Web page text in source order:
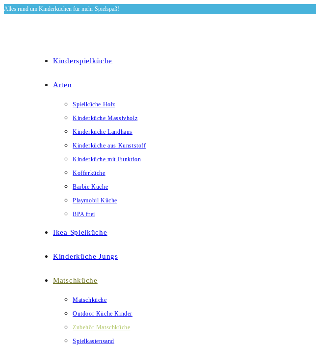
Zum
Alles rund um Kinderküchen für mehr Spielspaß!
Kinderspielküche
Arten
Spielküche Holz
Kinderküche Massivholz
Kinderküche Landhaus
Kinderküche aus Kunststoff
Kinderküche mit Funktion
Kofferküche
Barbie Küche
Playmobil Küche
BPA frei
Ikea Spielküche
Kinderküche Jungs
Matschküche
Matschküche
Outdoor Küche Kinder
Zubehör Matschküche
Spielkastensand